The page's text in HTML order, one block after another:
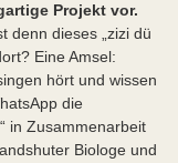
Projekt vor.
denn dieses „zizi dü
Eine Amsel:
hört und wissen
die
in Zusammenarbeit
Biologe und